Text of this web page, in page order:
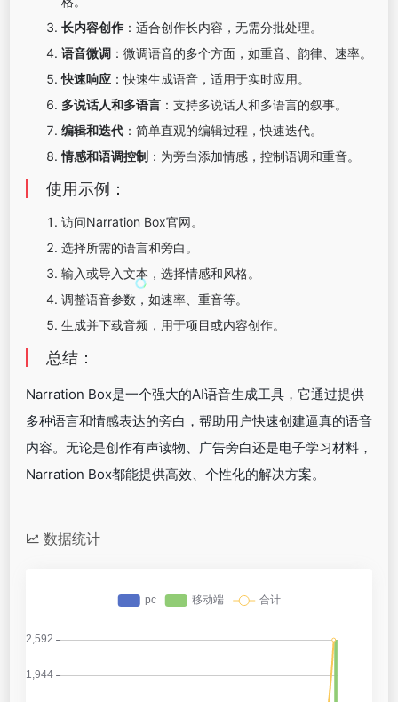
长内容创作：适合创作长内容，无需分批处理。
语音微调：微调语音的多个方面，如重音、韵律、速率。
快速响应：快速生成语音，适用于实时应用。
多说话人和多语言：支持多说话人和多语言的叙事。
编辑和迭代：简单直观的编辑过程，快速迭代。
情感和语调控制：为旁白添加情感，控制语调和重音。
使用示例：
访问Narration Box官网。
选择所需的语言和旁白。
输入或导入文本，选择情感和风格。
调整语音参数，如速率、重音等。
生成并下载音频，用于项目或内容创作。
总结：
Narration Box是一个强大的AI语音生成工具，它通过提供
多种语言和情感表达的旁白，帮助用户快速创建逼真的语音
内容。无论是创作有声读物、广告旁白还是电子学习材料，
Narration Box都能提供高效、个性化的解决方案。
数据统计